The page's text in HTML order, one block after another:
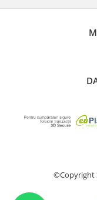
©Copyright